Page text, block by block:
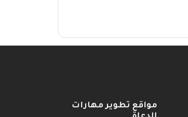
مواقع تطوير مهارات